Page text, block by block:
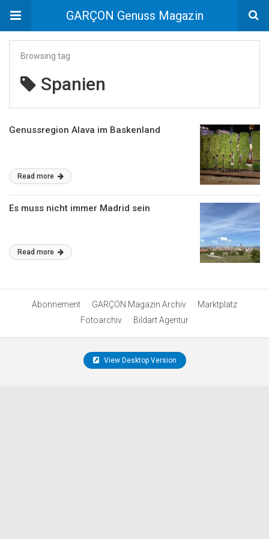
GARÇON Genuss Magazin
Browsing tag
Spanien
Genussregion Alava im Baskenland
Read more
Es muss nicht immer Madrid sein
Read more
Abonnement GARÇON Magazin Archiv
Marktplatz
Fotoarchiv
Bildart Agentur
View Desktop Version